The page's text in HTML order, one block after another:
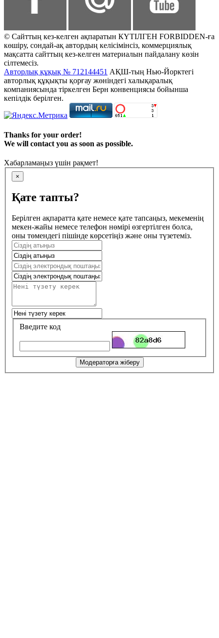
© Сайттың кез-келген ақпаратын КҮТІЛГЕН FORBIDDEN-ға
көшіру, сондай-ақ автордың келісімінсіз, коммерциялық
мақсатта сайттың кез-келген материалын пайдалану көзін
сілтемесіз.
Авторлық құқық № 712144451 АҚШ-тың Нью-Йорктегі
авторлық құқықты қорғау жөніндегі халықаралық
компаниясында тіркелген Берн конвенциясы бойынша
кепілдік берілген.
Thanks for your order!
We will contact you as soon as possible.
Хабарламаңыз үшін рақмет!
×
Қате тапты?
Берілген ақпаратта қате немесе қате тапсаңыз, мекеменің
мекен-жайы немесе телефон нөмірі өзгертілген болса,
оны төмендегі пішінде көрсетіңіз және оны түзетеміз.
Введите код
Модераторға жіберу